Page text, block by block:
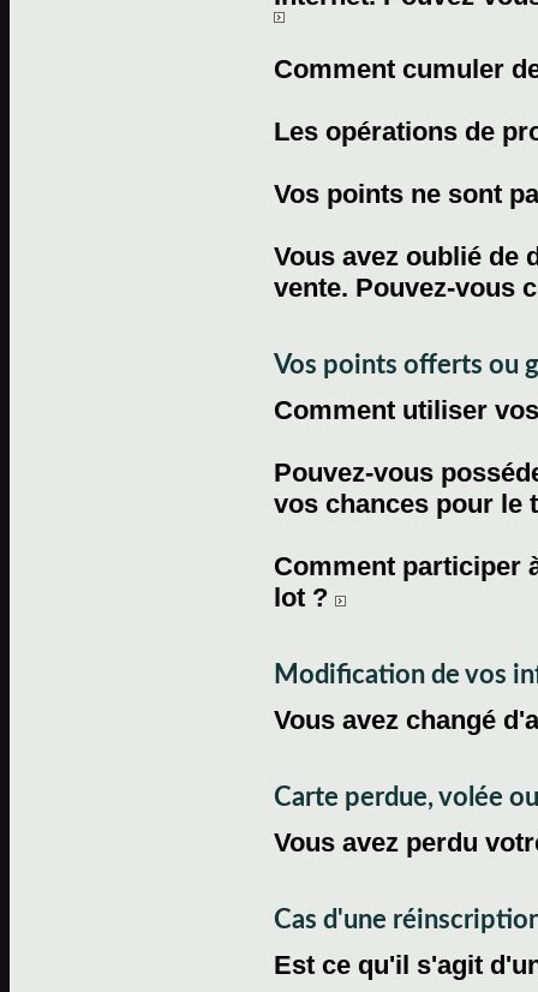
Comment cumuler
Les opérations de
Vos points ne sont
Vous avez oublié de
vente. Pouvez-vous
Vos points offerts ou
Comment utiliser
Pouvez-vous
vos chances pour le
Comment participer
lot ?
Modification de vos
Vous avez changé
Carte perdue, volée
Vous avez perdu
Cas d'une
Est ce qu'il s'agit